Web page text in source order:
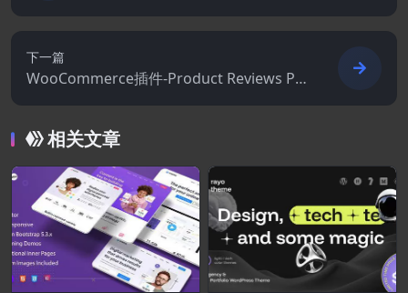
ordPress (Google Maps Store Locator) 7.
6.0
下一篇
WooCommerce插件-Product Reviews Pr
o for WooCommerce 1.20.2
相关文章